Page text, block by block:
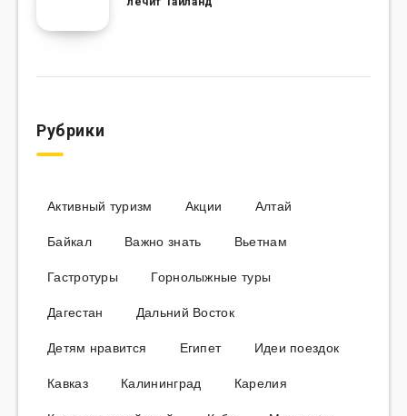
Рубрики
Активный туризм Акции
Алтай
Байкал
Важно знать
Вьетнам
Гастротуры
Горнолыжные туры
Дагестан
Дальний Восток
Детям нравится
Египет
Идеи поездок
Кавказ
Калининград
Карелия